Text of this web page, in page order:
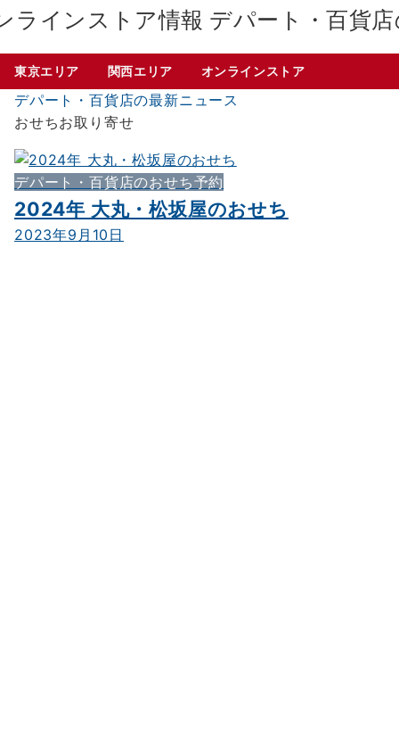
デパート・百貨
東京エリア 関西エリア オンラインストア
デパート・百貨店の最新ニュース
おせちお取り寄せ
デパート・百貨店のおせち予約
2024年 大丸・松坂屋のおせち
2023年9月10日